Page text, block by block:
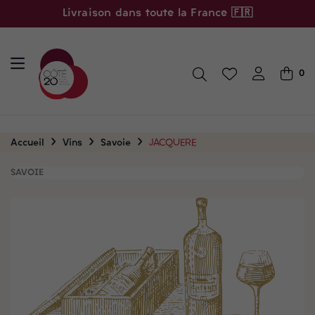
Livraison dans toute la France 🇫🇷
0
Accueil Vins Savoie JACQUERE
SAVOIE